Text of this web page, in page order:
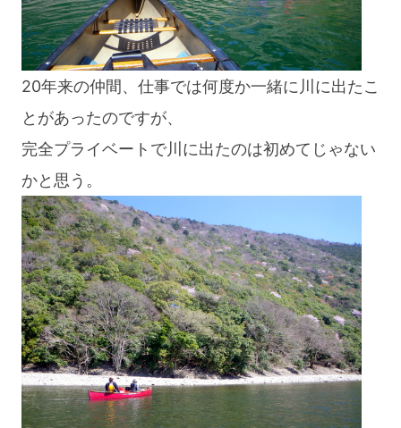
20年来の仲間、仕事では何度か一緒に川に出たこ
とがあったのですが、
完全プライベートで川に出たのは初めてじゃない
かと思う。